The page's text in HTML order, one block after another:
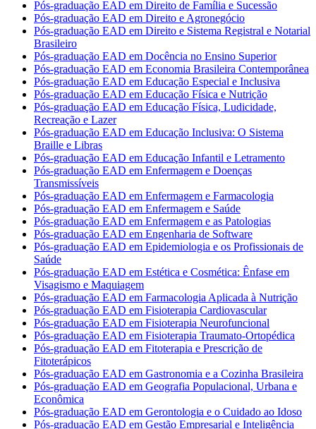
Pós-graduação EAD em Direito de Família e Sucessão
Pós-graduação EAD em Direito e Agronegócio
Pós-graduação EAD em Direito e Sistema Registral e Notarial
Brasileiro
Pós-graduação EAD em Docência no Ensino Superior
Pós-graduação EAD em Economia Brasileira Contemporânea
Pós-graduação EAD em Educação Especial e Inclusiva
Pós-graduação EAD em Educação Física e Nutrição
Pós-graduação EAD em Educação Física, Ludicidade,
Recreação e Lazer
Pós-graduação EAD em Educação Inclusiva: O Sistema
Braille e Libras
Pós-graduação EAD em Educação Infantil e Letramento
Pós-graduação EAD em Enfermagem e Doenças
Transmissíveis
Pós-graduação EAD em Enfermagem e Farmacologia
Pós-graduação EAD em Enfermagem e Saúde
Pós-graduação EAD em Enfermagem e as Patologias
Pós-graduação EAD em Engenharia de Software
Pós-graduação EAD em Epidemiologia e os Profissionais de
Saúde
Pós-graduação EAD em Estética e Cosmética: Ênfase em
Visagismo e Maquiagem
Pós-graduação EAD em Farmacologia Aplicada à Nutrição
Pós-graduação EAD em Fisioterapia Cardiovascular
Pós-graduação EAD em Fisioterapia Neurofuncional
Pós-graduação EAD em Fisioterapia Traumato-Ortopédica
Pós-graduação EAD em Fitoterapia e Prescrição de
Fitoterápicos
Pós-graduação EAD em Gastronomia e a Cozinha Brasileira
Pós-graduação EAD em Geografia Populacional, Urbana e
Econômica
Pós-graduação EAD em Gerontologia e o Cuidado ao Idoso
Pós-graduação EAD em Gestão Empresarial e Inteligência